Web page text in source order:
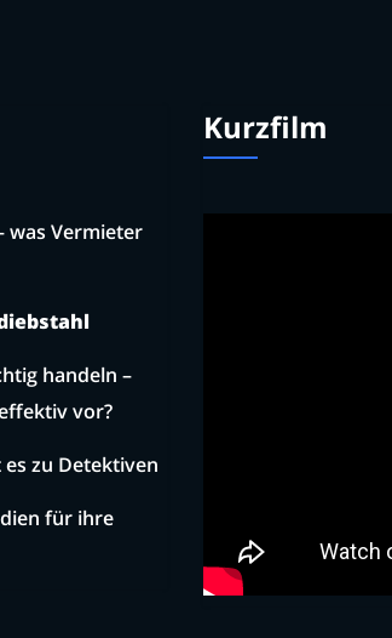
was Vermieter
handeln –
vor?
zu Detektiven
für ihre
Kurzfilm